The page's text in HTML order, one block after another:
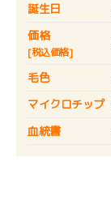
誕生日
価格
[税込価格]
毛色
マイクロチップ
血統書